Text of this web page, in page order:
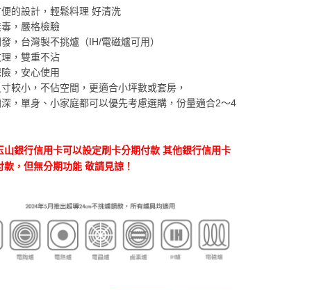
的設計，輕鬆料理 好清洗
，嚴格檢驗
，台灣製不挑爐（IH/電磁爐可用）
，雙重不沾
，安心使用
較小，不佔空間，更適合小坪數或套房，
， 單身、小家庭都可以優先考慮選購，份量適合2～4
山銀行信用卡可以設定刷卡分期付款 其他銀行信用卡
款，但無分期功能 敬請見諒！